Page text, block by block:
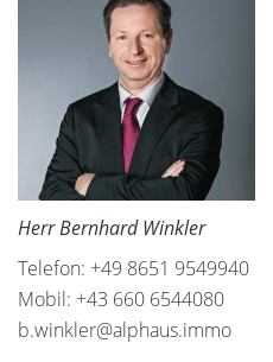
Herr Bernhard Winkler
Telefon: +49 8651 9549940
Mobil: +43 660 6544080
b.winkler@alphaus.immo